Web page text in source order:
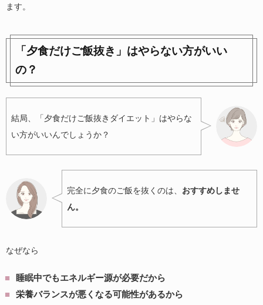
ます。
「夕食だけご飯抜き」はやらない方がいい
の？
結局、「夕食だけご飯抜きダイエット」はやらな
い方がいいんでしょうか？
完全に夕食のご飯を抜くのは、 おすすめしませ
ん。
なぜなら
睡眠中でもエネルギー源が必要だから
栄養バランスが悪くなる可能性があるから